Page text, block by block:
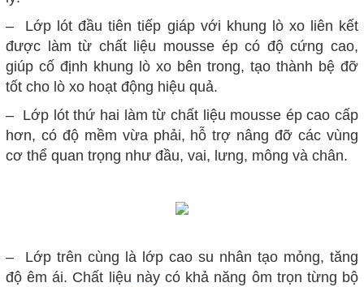
– Lớp lót đầu tiên tiếp giáp với khung lò xo liên kết
được làm từ chất liệu mousse ép có độ cứng cao,
giúp cố định khung lò xo bên trong, tạo thành bệ đỡ
tốt cho lò xo hoạt động hiệu quả.
– Lớp lót thứ hai làm từ chất liệu mousse ép cao cấp
hơn, có độ mềm vừa phải, hỗ trợ nâng đỡ các vùng
cơ thể quan trọng như đầu, vai, lưng, mông và chân.
– Lớp trên cùng là lớp cao su nhân tạo mỏng, tăng
độ êm ái. Chất liệu này có khả năng ôm trọn từng bộ